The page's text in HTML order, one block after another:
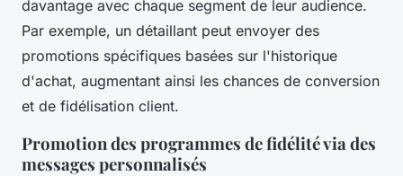
davantage avec chaque segment de leur audience.
Par exemple, un détaillant peut envoyer des
promotions spécifiques basées sur l'historique
d'achat, augmentant ainsi les chances de conversion
et de fidélisation client.
Promotion des programmes de fidélité via des
messages personnalisés